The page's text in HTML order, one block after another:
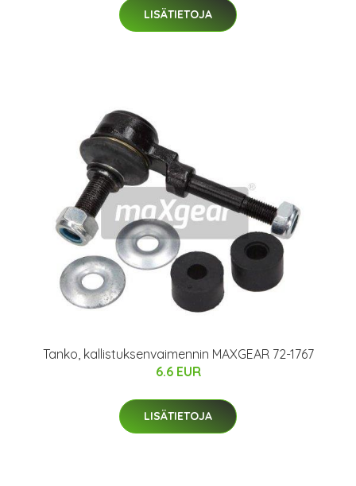
LISÄTIETOJA
Tanko, kallistuksenvaimennin MAXGEAR 72-1767
6.6 EUR
LISÄTIETOJA